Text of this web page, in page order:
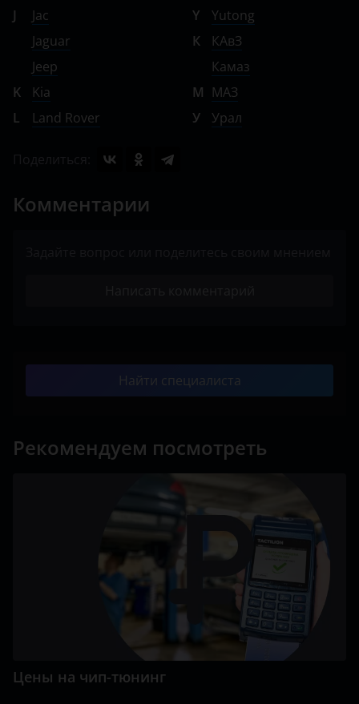
J
Jac
Jaguar
Jeep
K
Kia
L
Land Rover
Y
Yutong
К
КАвЗ
Камаз
М МАЗ
У
Урал
Комментарии
Найти специалиста
Рекомендуем посмотреть
Цены на чип-тюнинг